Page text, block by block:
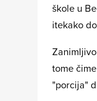
škole u
itekako
tome
"porcija"